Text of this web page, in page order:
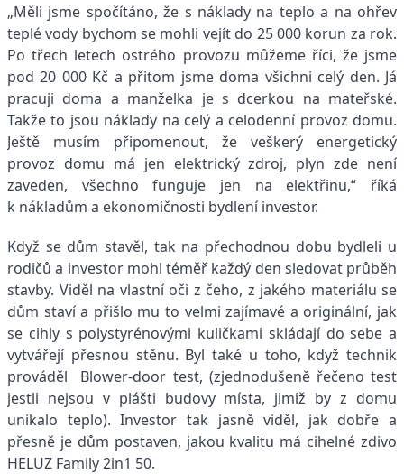
„Měli jsme spočítáno, že s náklady na teplo a na ohřev
teplé vody bychom se mohli vejít do 25 000 korun za rok.
Po třech letech ostrého provozu můžeme říci, že jsme
pod 20 000 Kč a přitom jsme doma všichni celý den. Já
pracuji doma a manželka je s dcerkou na mateřské.
Takže to jsou náklady na celý a celodenní provoz domu.
Ještě musím připomenout, že veškerý energetický
provoz domu má jen elektrický zdroj, plyn zde není
zaveden, všechno funguje jen na elektřinu,“ říká
k nákladům a ekonomičnosti bydlení investor.
Když se dům stavěl, tak na přechodnou dobu bydleli u
rodičů a investor mohl téměř každý den sledovat průběh
stavby. Viděl na vlastní oči z čeho, z jakého materiálu se
dům staví a přišlo mu to velmi zajímavé a originální, jak
se cihly s polystyrénovými kuličkami skládají do sebe a
vytvářejí přesnou stěnu. Byl také u toho, když technik
prováděl Blower-door test, (zjednodušeně řečeno test
jestli nejsou v plášti budovy místa, jimiž by z domu
unikalo teplo). Investor tak jasně viděl, jak dobře a
přesně je dům postaven, jakou kvalitu má cihelné zdivo
HELUZ Family 2in1 50.